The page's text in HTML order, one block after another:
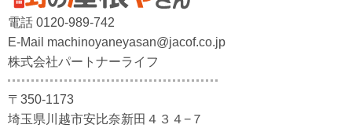
電話 0120-989-742
E-Mail machinoyaneyasan@jacof.co.jp
株式会社パートナーライフ
〒350-1173
埼玉県川越市安比奈新田４３４−７